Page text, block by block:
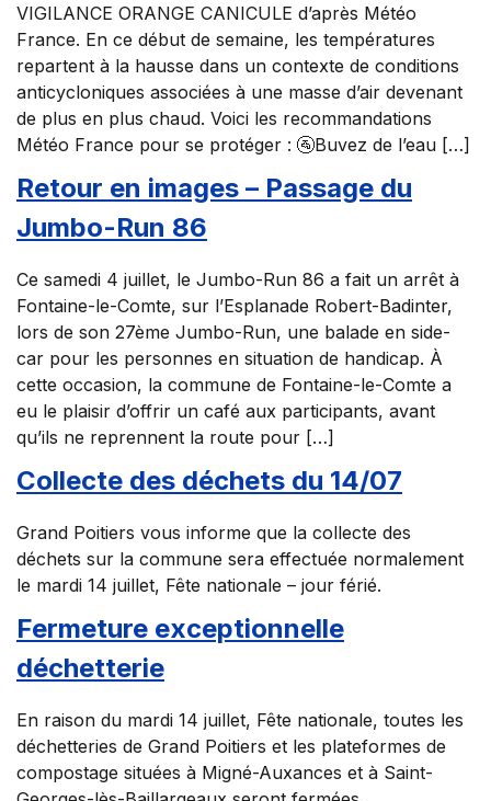
VIGILANCE ORANGE CANICULE d’après Météo
France. En ce début de semaine, les températures
repartent à la hausse dans un contexte de conditions
anticycloniques associées à une masse d’air devenant
de plus en plus chaud. Voici les recommandations
Météo France pour se protéger : 🚰Buvez de l’eau […]
Retour en images – Passage du
Jumbo-Run 86
Ce samedi 4 juillet, le Jumbo-Run 86 a fait un arrêt à
Fontaine-le-Comte, sur l’Esplanade Robert-Badinter,
lors de son 27ème Jumbo-Run, une balade en side-
car pour les personnes en situation de handicap. À
cette occasion, la commune de Fontaine-le-Comte a
eu le plaisir d’offrir un café aux participants, avant
qu’ils ne reprennent la route pour […]
Collecte des déchets du 14/07
Grand Poitiers vous informe que la collecte des
déchets sur la commune sera effectuée normalement
le mardi 14 juillet, Fête nationale – jour férié.
Fermeture exceptionnelle
déchetterie
En raison du mardi 14 juillet, Fête nationale, toutes les
déchetteries de Grand Poitiers et les plateformes de
compostage situées à Migné-Auxances et à Saint-